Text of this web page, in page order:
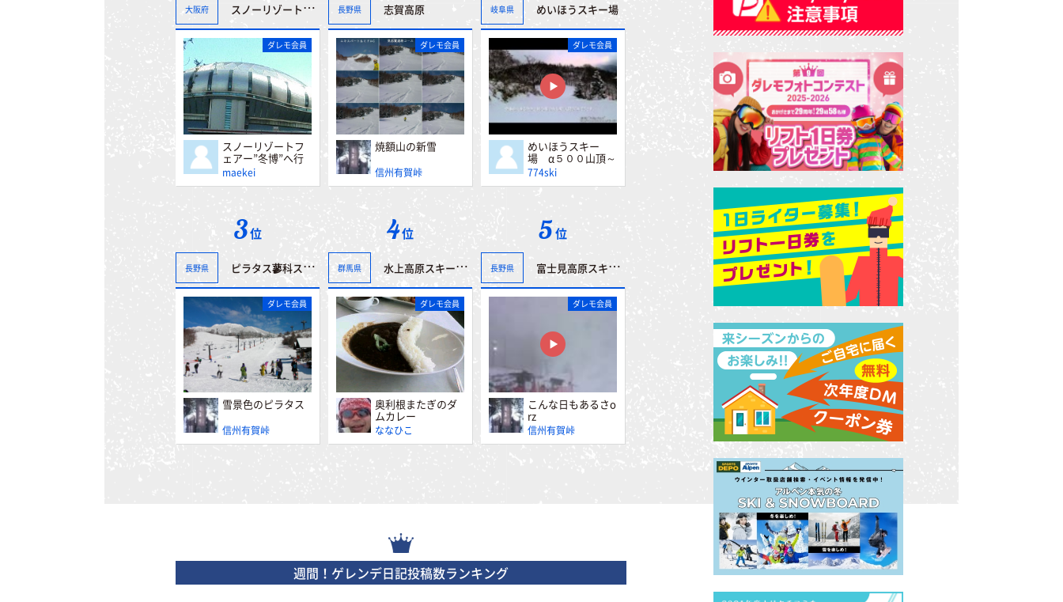
大阪府 スノーリゾートフェアー”冬博”へ行って来ました。＾＾
ダレモ会員
スノーリゾートフ
ェアー”冬博”へ行
って来ました。＾
＾
maekei
長野県 志賀高原
ダレモ会員
焼額山の新雪
信州有賀峠
岐阜県 めいほうスキー場
ダレモ会員
めいほうスキー
場 α５００山頂～
第一レストハウス
774ski
3位
長野県 ピラタス蓼科スノーリゾート
ダレモ会員
雪景色のピラタス
信州有賀峠
4位
群馬県 水上高原スキーリゾート
ダレモ会員
奥利根またぎのダ
ムカレー
ななひこ
5位
長野県 富士見高原スキー場
ダレモ会員
こんな日もあるさo
rz
信州有賀峠
週間！ゲレンデ日記投稿数ランキング